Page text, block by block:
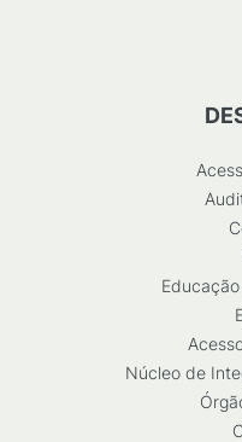
Núcleo de